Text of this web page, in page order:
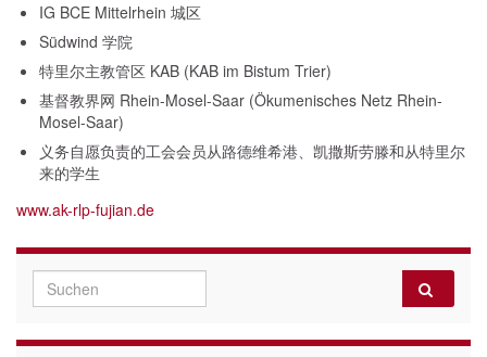
IG BCE Mittelrhein 城区
Südwind 学院
特里尔主教管区 KAB (KAB im Bistum Trier)
基督教界网 Rhein-Mosel-Saar (Ökumenisches Netz Rhein-
Mosel-Saar)
义务自愿负责的工会会员从路德维希港、凯撒斯劳滕和从特里尔
来的学生
www.ak-rlp-fujian.de
Search for: